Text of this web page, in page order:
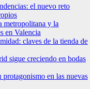
el nuevo reto
metropolitana y la
en Valencia
claves de la tienda de
sigue creciendo en bodas
protagonismo en las nuevas